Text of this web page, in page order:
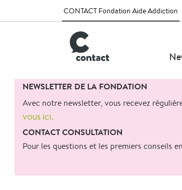
CONTACT Fondation Aide Addiction
for:
NEWSLETTER DE LA FONDATION
Avec notre newsletter, vous recevez
vous ici.
CONTACT CONSULTATION
Pour les questions et les premiers conseils